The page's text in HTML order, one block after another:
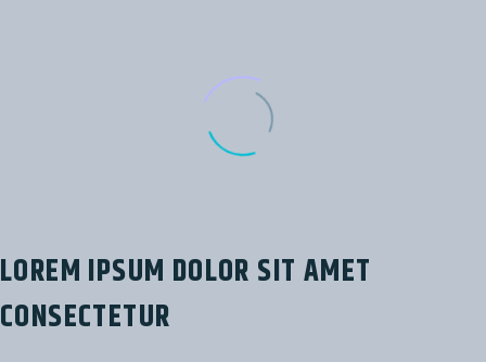
LOREM IPSUM DOLOR SIT AMET
CONSECTETUR